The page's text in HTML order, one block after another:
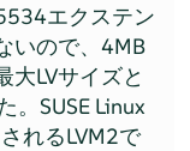
エクステン
いので、4MB
大LVサイズと
。 SUSE Linux
れるLVM2で